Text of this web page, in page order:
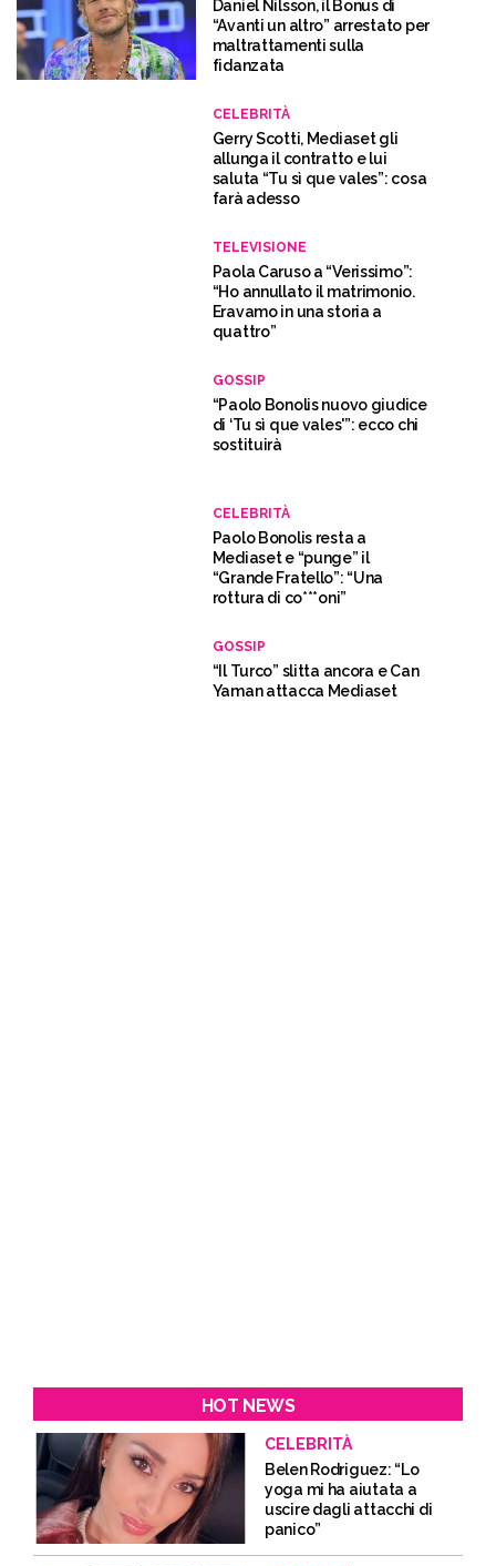
Daniel Nilsson, il Bonus di
“Avanti un altro” arrestato per
maltrattamenti sulla
fidanzata
CELEBRITÀ
Gerry Scotti, Mediaset gli
allunga il contratto e lui
saluta “Tu sì que vales”: cosa
farà adesso
TELEVISIONE
Paola Caruso a “Verissimo”:
“Ho annullato il matrimonio.
Eravamo in una storia a
quattro”
GOSSIP
“Paolo Bonolis nuovo giudice
di ‘Tu sì que vales'”: ecco chi
sostituirà
CELEBRITÀ
Paolo Bonolis resta a
Mediaset e “punge” il
“Grande Fratello”: “Una
rottura di co***oni”
GOSSIP
“Il Turco” slitta ancora e Can
Yaman attacca Mediaset
HOT NEWS
CELEBRITÀ
Belen Rodriguez: “Lo
yoga mi ha aiutata a
uscire dagli attacchi di
panico”